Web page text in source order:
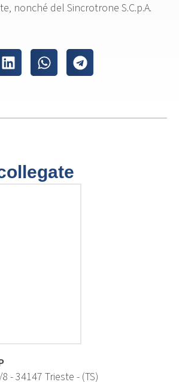
nonché del Sincrotrone S.C.p.A.
- 34147 Trieste - (TS)